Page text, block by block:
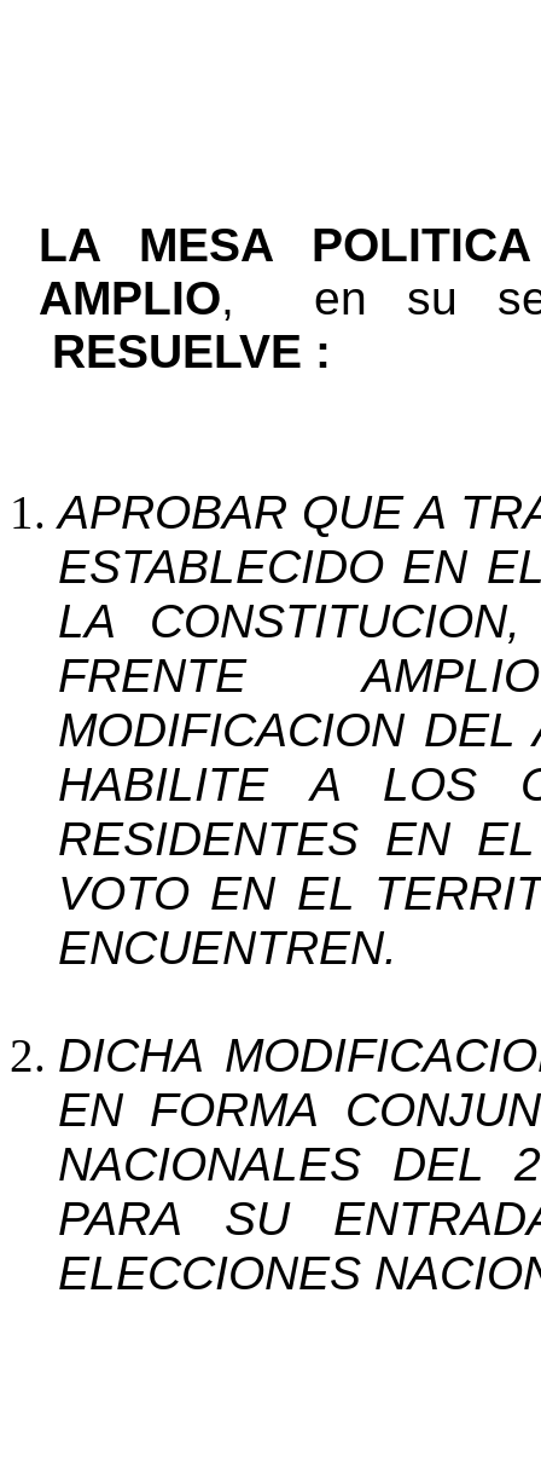
LA MESA POLITICA
AMPLIO,
en su
RESUELVE :
APROBAR QUE A
ESTABLECIDO EN
LA CONSTITUCION,
FRENTE
MODIFICACION
HABILITE A LOS
RESIDENTES EN
VOTO EN EL
ENCUENTREN.
DICHA
EN FORMA
NACIONALES DEL
PARA SU
ELECCIONES